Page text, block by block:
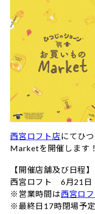
西宮ロフト店にてひ
Marketを開催します！
【開催店舗及び日程】
西宮ロフト 6月21日
※営業時間は西宮ロ
※最終日17時閉場予定